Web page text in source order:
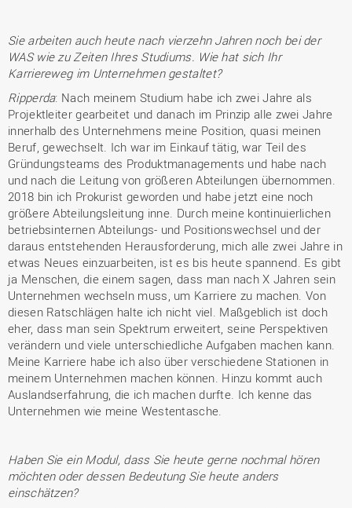
Sie arbeiten auch heute nach vierzehn Jahren noch bei der
WAS wie zu Zeiten Ihres Studiums. Wie hat sich Ihr
Karriereweg im Unternehmen gestaltet?
Ripperda: Nach meinem Studium habe ich zwei Jahre als
Projektleiter gearbeitet und danach im Prinzip alle zwei Jahre
innerhalb des Unternehmens meine Position, quasi meinen
Beruf, gewechselt. Ich war im Einkauf tätig, war Teil des
Gründungsteams des Produktmanagements und habe nach
und nach die Leitung von größeren Abteilungen übernommen.
2018 bin ich Prokurist geworden und habe jetzt eine noch
größere Abteilungsleitung inne. Durch meine kontinuierlichen
betriebsinternen Abteilungs- und Positionswechsel und der
daraus entstehenden Herausforderung, mich alle zwei Jahre in
etwas Neues einzuarbeiten, ist es bis heute spannend. Es gibt
ja Menschen, die einem sagen, dass man nach X Jahren sein
Unternehmen wechseln muss, um Karriere zu machen. Von
diesen Ratschlägen halte ich nicht viel. Maßgeblich ist doch
eher, dass man sein Spektrum erweitert, seine Perspektiven
verändern und viele unterschiedliche Aufgaben machen kann.
Meine Karriere habe ich also über verschiedene Stationen in
meinem Unternehmen machen können. Hinzu kommt auch
Auslandserfahrung, die ich machen durfte. Ich kenne das
Unternehmen wie meine Westentasche.
Haben Sie ein Modul, dass Sie heute gerne nochmal hören
möchten oder dessen Bedeutung Sie heute anders
einschätzen?